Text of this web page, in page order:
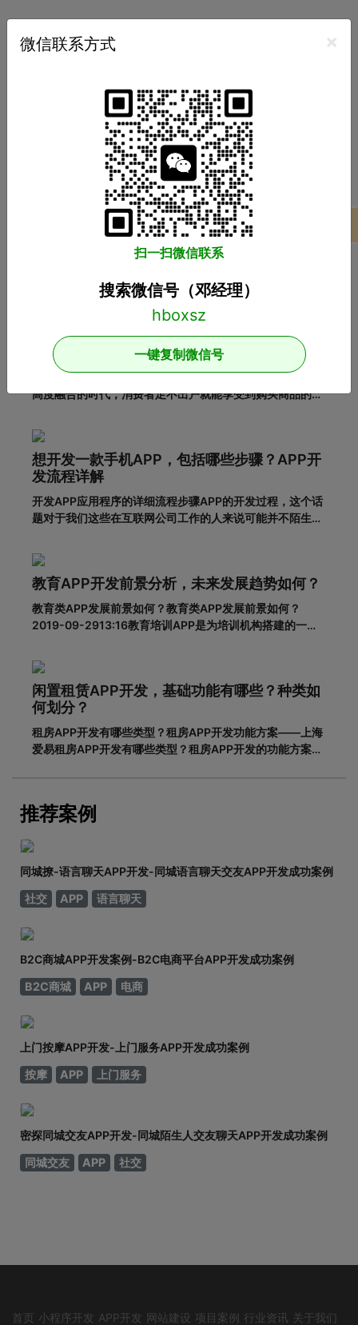
热门标签
APP开发：在设计APP时这几个问题一定要注
开发影响用户体验的APP应用需要注意哪些问题？随着移动
业带来了更多的商机，于是很多企业开始开发长沙APP，希
望从中获得更多的发展机会。当然，并不仅仅是开发APP应
用就能达到目的。前提一定是保证APP应用的优秀用户体
验。这样，在
购物返佣APP开发前景怎么样？返佣电商APP
开发
返利购物app前景如何？值得开发吗？在互联网和移动电商
高度融合的时代，消费者足不出户就能享受到购买商品的便
用户，许多企业和商家开始致力于返利购物app的建设。返
利购物app有什么优势？一、在网络上购买商品有哪些利
弊?对于消费者的
想开发一款手机APP，包括哪些步骤？APP开
发流程详解
开发APP应用程序的详细流程步骤APP的开发过程，这个话
题对于我们这些在互联网公司工作的人来说可能并不陌生，
了。其实，APP开发的流程并不复杂，接下来就带大家一起
看一下一套完整的APP开发流程包含哪些步骤。一、基本功
能需求阶段0
教育APP开发前景分析，未来发展趋势如何？
教育类APP发展前景如何？教育类APP发展前景如何？
2019-09-2913:16教育培训APP是为培训机构搭建的一个
的来了吗？据调查，截至2018年6月，我国网民规模达8.02
亿，普及率57.7%。其中，手机网民规模已达7.8
闲置租赁APP开发，基础功能有哪些？种类如
何划分？
租房APP开发有哪些类型？租房APP开发功能方案——上海
爱易租房APP开发有哪些类型？租房APP开发的功能方案
推荐案例
同城撩-语言聊天APP开发-同城语言聊天交友APP开发成功案例
社交
APP 语言聊天
B2C商城APP开发案例-B2C电商平台APP开发成功案例
B2C商城
APP 电商
上门按摩APP开发-上门服务APP开发成功案例
按摩
APP 上门服务
密探同城交友APP开发-同城陌生人交友聊天APP开发成功案例
同城交友
APP 社交
首页 小程序开发 APP开发 网站建设 项目案例 行业资讯 关于我们
微信联系方式 ×
扫一扫微信联系
搜索微信号（邓经理）
一键复制微信号